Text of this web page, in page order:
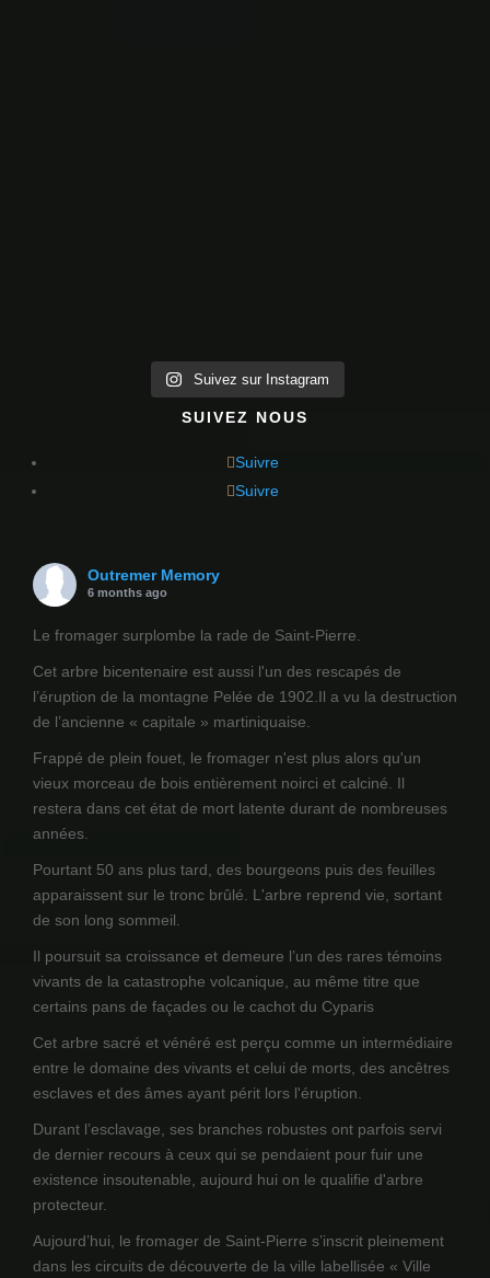
Suivez sur Instagram
SUIVEZ NOUS
Suivre
Suivre
Outremer Memory
6 months ago
Le fromager surplombe la rade de Saint-Pierre.
Cet arbre bicentenaire est aussi l'un des rescapés de
l’éruption de la montagne Pelée de 1902.Il a vu la destruction
de l’ancienne « capitale » martiniquaise.
Frappé de plein fouet, le fromager n'est plus alors qu'un
vieux morceau de bois entièrement noirci et calciné. Il
restera dans cet état de mort latente durant de nombreuses
années.
Pourtant 50 ans plus tard, des bourgeons puis des feuilles
apparaissent sur le tronc brûlé. L'arbre reprend vie, sortant
de son long sommeil.
Il poursuit sa croissance et demeure l’un des rares témoins
vivants de la catastrophe volcanique, au même titre que
certains pans de façades ou le cachot du Cyparis
Cet arbre sacré et vénéré est perçu comme un intermédiaire
entre le domaine des vivants et celui de morts, des ancêtres
esclaves et des âmes ayant périt lors l'éruption.
Durant l’esclavage, ses branches robustes ont parfois servi
de dernier recours à ceux qui se pendaient pour fuir une
existence insoutenable, aujourd hui on le qualifie d'arbre
protecteur.
Aujourd’hui, le fromager de Saint-Pierre s’inscrit pleinement
dans les circuits de découverte de la ville labellisée « Ville